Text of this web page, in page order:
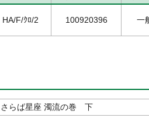
HA/F/ｸﾛ/2 100920396 一
さらば星座 濁流の巻 下